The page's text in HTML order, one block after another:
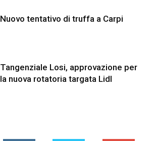
Nuovo tentativo di truffa a Carpi
Tangenziale Losi, approvazione per
la nuova rotatoria targata Lidl